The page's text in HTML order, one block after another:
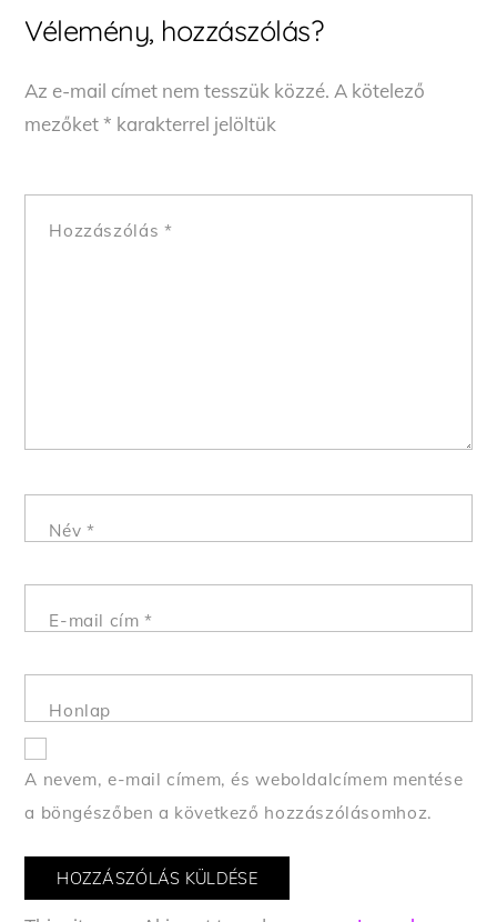
Vélemény, hozzászólás?
Az e-mail címet nem tesszük közzé. A kötelező
mezőket* karakterrel jelöltük
Hozzászólás *
Név *
E-mail cím*
Honlap
A nevem, e-mail címem, és weboldalcímem mentése
a böngészőben a következő hozzászólásomhoz.